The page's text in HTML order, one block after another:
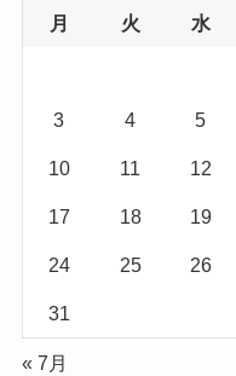
月 火 水
3 4 5
10 11 12
17 18 19
24 25 26
31
« 7月